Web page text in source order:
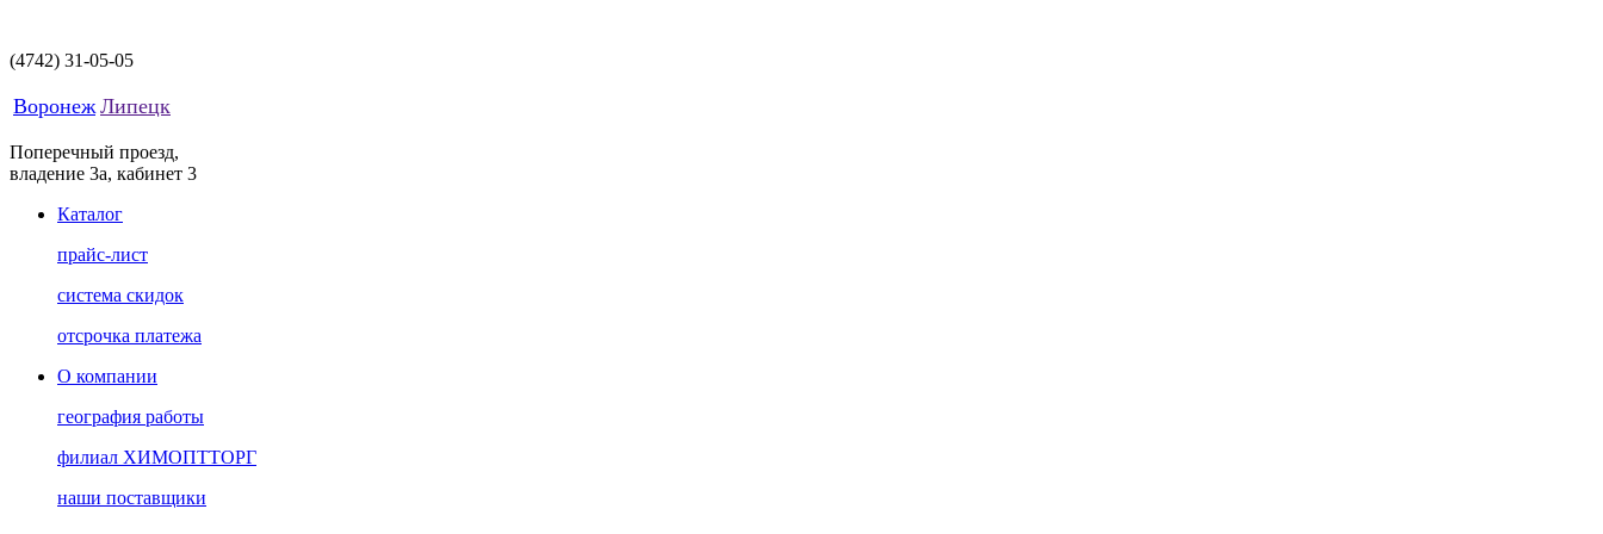
(4742) 31-05-05
Воронеж Липецк
Поперечный проезд,
владение 3а, кабинет 3
Каталог
прайс-лист
система скидок
отсрочка платежа
О компании
география работы
филиал ХИМОПТТОРГ
наши поставщики